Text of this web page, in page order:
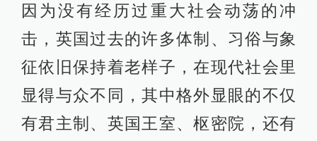
因为没有经历过重大社会动荡的冲
击，英国过去的许多体制、习俗与象
征依旧保持着老样子，在现代社会里
显得与众不同，其中格外显眼的不仅
有君主制、英国王室、枢密院，还有